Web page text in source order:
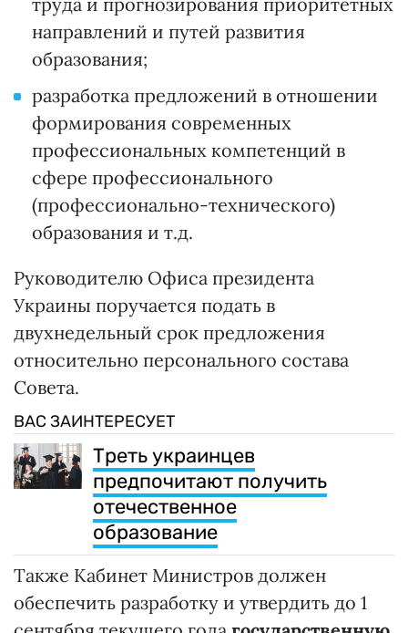
направлений и путей развития
образования;
разработка предложений в отношении
формирования современных
профессиональных компетенций в
сфере профессионального
(профессионально-технического)
образования и т.д.
Руководителю Офиса президента
Украины поручается подать в
двухнедельный срок предложения
относительно персонального состава
Совета.
ВАС ЗАИНТЕРЕСУЕТ
Треть украинцев
предпочитают получить
отечественное
образование
Также Кабинет Министров должен
обеспечить разработку и утвердить до 1